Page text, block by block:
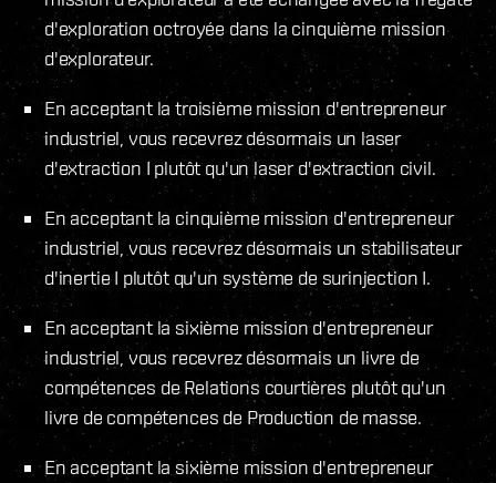
d'exploration octroyée dans la cinquième mission
d'explorateur.
En acceptant la troisième mission d'entrepreneur
industriel, vous recevrez désormais un laser
d'extraction I plutôt qu'un laser d'extraction civil.
En acceptant la cinquième mission d'entrepreneur
industriel, vous recevrez désormais un stabilisateur
d'inertie I plutôt qu'un système de surinjection I.
En acceptant la sixième mission d'entrepreneur
industriel, vous recevrez désormais un livre de
compétences de Relations courtières plutôt qu'un
livre de compétences de Production de masse.
En acceptant la sixième mission d'entrepreneur